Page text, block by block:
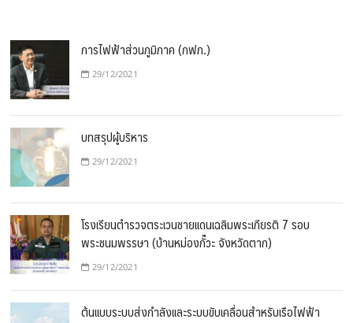
การไฟฟ้าส่วนภูมิภาค (กฟภ.)
29/12/2021
บทสรุปผู้บริหาร
29/12/2021
โรงเรียนตำรวจตระเวนชายแดนเฉลิมพระเกียรติ 7 รอบ
พระชนมพรรษา (บ้านหม่องกั๊วะ จังหวัดตาก)
29/12/2021
ต้นแบบระบบส่งกำลังและระบบขับเคลื่อนสำหรับเรือไฟฟ้า